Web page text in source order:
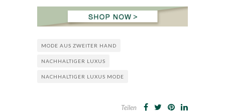
MODE AUS ZWEITER HAND
NACHHALTIGER LUXUS
NACHHALTIGER LUXUS MODE
Teilen